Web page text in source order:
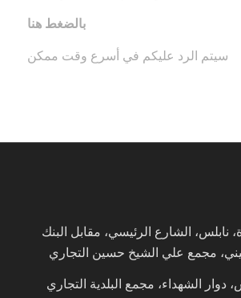
بالضغط هنا
سيتم الرد عليكم في أسرع وقت ممكن
نابلس، الشارع الرئيسي، مقابل البنك
مجمع علي الشيخ حسين التجاري
دوار الشهداء، مجمع البلدية التجاري